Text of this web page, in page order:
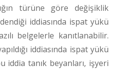
türüne göre değişiklik
iddiasında ispat yükü
belgelerle kanıtlanabilir.
iddiasında ispat yükü
iddia tanık beyanları, işyeri